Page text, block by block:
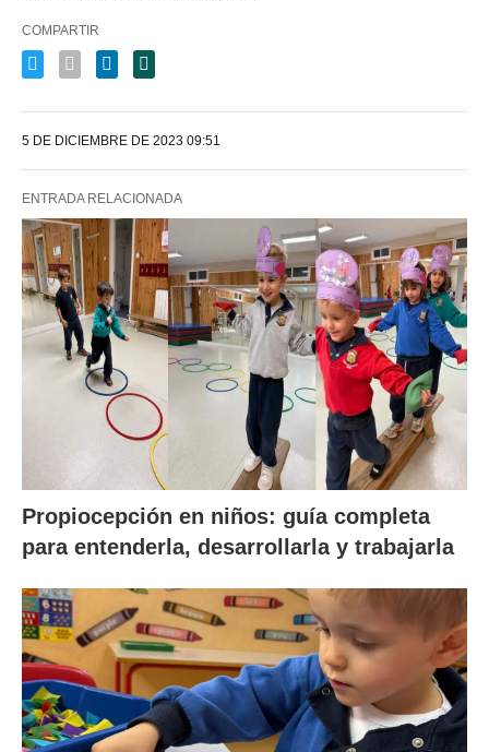
COMPARTIR
5 DE DICIEMBRE DE 2023 09:51
ENTRADA RELACIONADA
Propiocepción en niños: guía completa
para entenderla, desarrollarla y trabajarla